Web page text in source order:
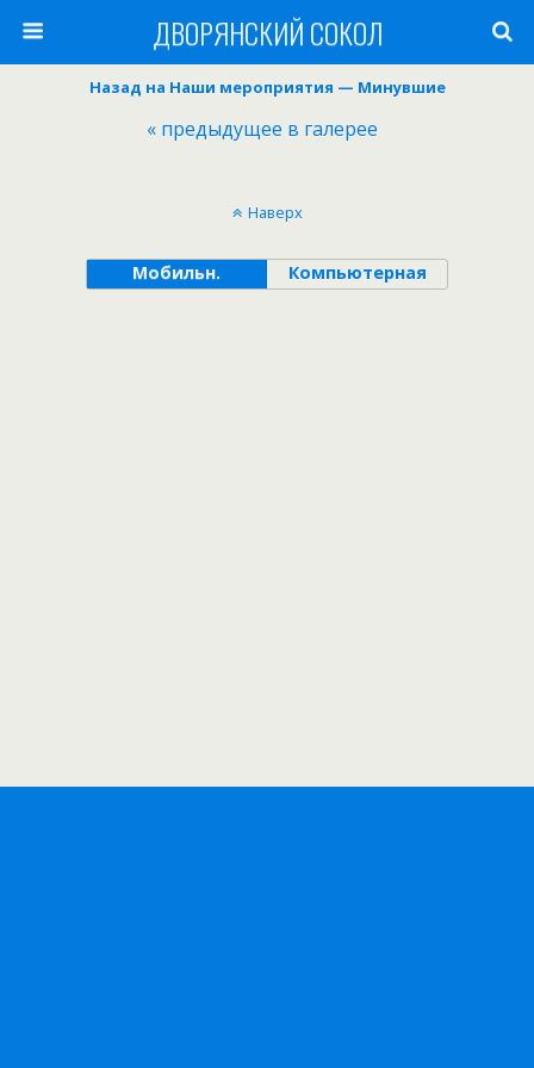
ДВОРЯНСКИЙ СОКОЛ
Назад на Наши мероприятия — Минувшие
« предыдущее в галерее
Наверх
Мобильн. Компьютерная